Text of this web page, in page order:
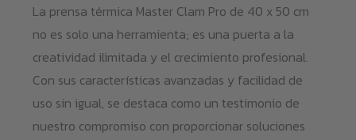
La prensa térmica Master Clam Pro de 40 x 50 cm
no es solo una herramienta; es una puerta a la
creatividad ilimitada y el crecimiento profesional.
Con sus características avanzadas y facilidad de
uso sin igual, se destaca como un testimonio de
nuestro compromiso con proporcionar soluciones